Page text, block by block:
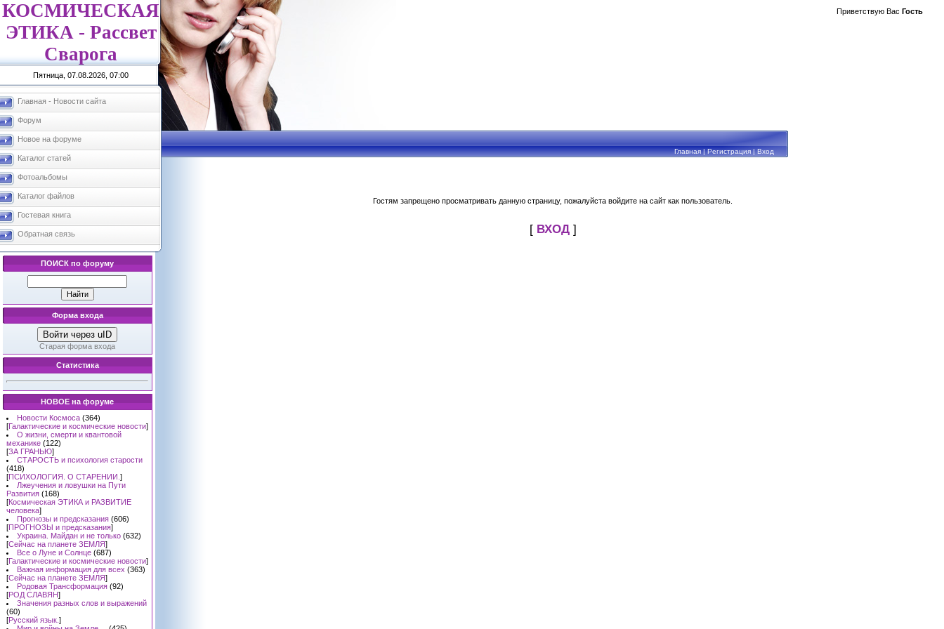
КОСМИЧЕСКАЯ
ЭТИКА - Рассвет
Сварога
Пятница, 07.08.2026, 07:00
Главная - Новости сайта
Форум
Новое на форуме
Каталог статей
Фотоальбомы
Каталог файлов
Гостевая книга
Обратная связь
ПОИСК по форуму
Форма входа
Войти через uID
Старая форма входа
Статистика
НОВОЕ на форуме
Новости Космоса (364)
[Галактические и космические новости]
О жизни, смерти и квантовой
механике (122)
[ЗА ГРАНЬЮ]
СТАРОСТЬ и психология старости
(418)
[ПСИХОЛОГИЯ. О СТАРЕНИИ. ]
Лжеучения и ловушки на Пути
Развития (168)
[Космическая ЭТИКА и РАЗВИТИЕ
человека]
Прогнозы и предсказания (606)
[ПРОГНОЗЫ и предсказания]
Украина. Майдан и не только (632)
[Сейчас на планете ЗЕМЛЯ]
Все о Луне и Солнце (687)
[Галактические и космические новости]
Важная информация для всех (363)
[Сейчас на планете ЗЕМЛЯ]
Родовая Трансформация (92)
[РОД СЛАВЯН]
Значения разных слов и выражений
(60)
[Русский язык. ]
Приветствую Вас Гость
Главная|Регистрация|Вход
Гостям запрещено просматривать данную страницу, пожалуйста войдите на сайт как пользователь.
[ ВХОД]